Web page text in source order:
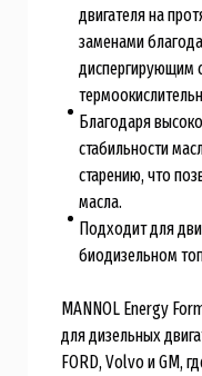
двигателя на
заменами
диспергирующим
Благодаря
стабильности
старению, что
масла.
Подходит для
биодизельном
MANNOL Energy
для дизельных
FORD, Volvo и GM,